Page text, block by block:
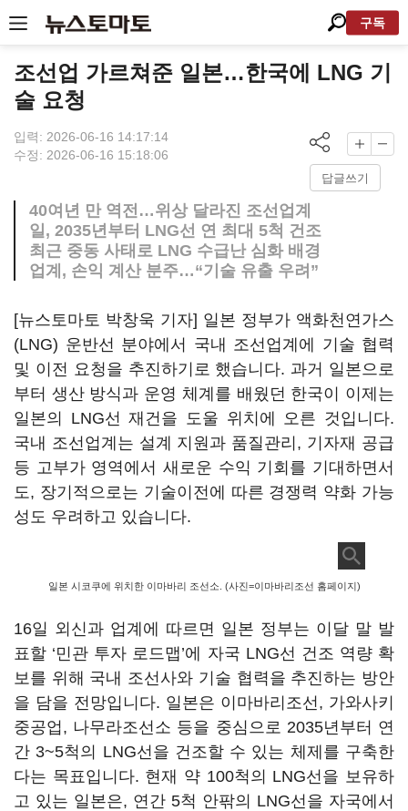
구독
조선업 가르쳐준 일본…한국에 LNG 기
술 요청
입력: 2026-06-16 14:17:14
수정: 2026-06-16 15:18:06
답글쓰기
40여년 만 역전…위상 달라진 조선업계
일, 2035년부터 LNG선 연 최대 5척 건조
최근 중동 사태로 LNG 수급난 심화 배경
업계, 손익 계산 분주…“기술 유출 우려”
[뉴스토마토 박창욱 기자] 일본 정부가 액화천연가스
(LNG) 운반선 분야에서 국내 조선업계에 기술 협력
및 이전 요청을 추진하기로 했습니다. 과거 일본으로
부터 생산 방식과 운영 체계를 배웠던 한국이 이제는
일본의 LNG선 재건을 도울 위치에 오른 것입니다.
국내 조선업계는 설계 지원과 품질관리, 기자재 공급
등 고부가 영역에서 새로운 수익 기회를 기대하면서
도, 장기적으로는 기술이전에 따른 경쟁력 약화 가능
성도 우려하고 있습니다.
일본 시코쿠에 위치한 이마바리 조선소. (사진=이마바리조선 홈페이지)
16일 외신과 업계에 따르면 일본 정부는 이달 말 발
표할 ‘민관 투자 로드맵’에 자국 LNG선 건조 역량 확
보를 위해 국내 조선사와 기술 협력을 추진하는 방안
을 담을 전망입니다. 일본은 이마바리조선, 가와사키
중공업, 나무라조선소 등을 중심으로 2035년부터 연
간 3~5척의 LNG선을 건조할 수 있는 체제를 구축한
다는 목표입니다. 현재 약 100척의 LNG선을 보유하
고 있는 일본은, 연간 5척 안팎의 LNG선을 자국에서